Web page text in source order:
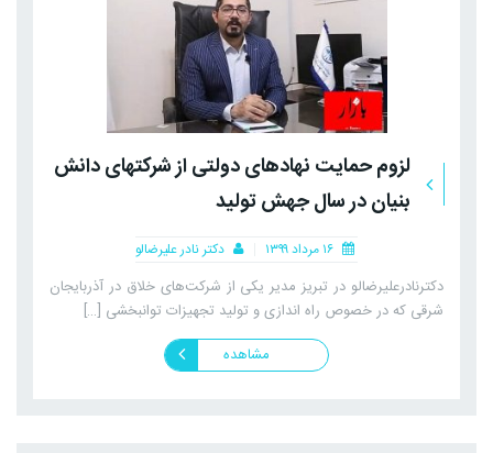
لزوم حمایت نهادهای دولتی از شرکتهای دانش
بنیان در سال جهش تولید
دکتر نادر علیرضالو
دکترنادرعلیرضالو در تبریز مدیر یکی از شرکت‌های خلاق در آذربایجان
شرقی که در خصوص راه اندازی و تولید تجهیزات توانبخشی […]
مشاهده